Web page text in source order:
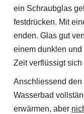
ein Schraubglas
festdrücken. Mit
enden. Glas gut
einem dunklen
Zeit verflüssigt
Anschliessend den
Wasserbad
erwärmen, aber